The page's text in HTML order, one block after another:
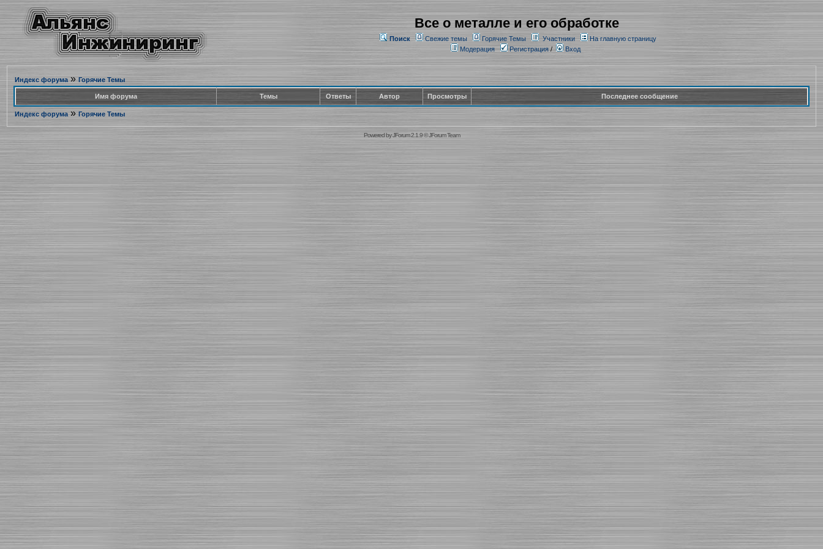
Все о металле и его обработке
Поиск Свежие темы Горячие Темы Участники
На главную страницу
Модерация
Регистрация/ Вход
Индекс форума» Горячие Темы
Имя форума Темы Ответы Автор Просмотры Последнее сообщение
Индекс форума» Горячие Темы
Powered byJForum 2.1.9©JForum Team